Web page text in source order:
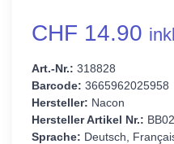
CHF 14.90
Art.-Nr.: 318828
Barcode: 3665962025958
Hersteller: Nacon
Hersteller Artikel Nr.:
Sprache: Deutsch,